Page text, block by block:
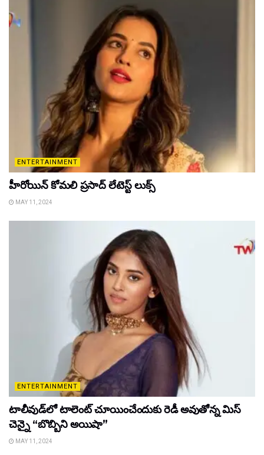
ENTERTAINMENT
హీరోయిన్ కోమలి ప్రసాద్ లేటెస్ట్ లుక్స్
MAY 11, 2024
ENTERTAINMENT
టాలీవుడ్‌లో టాలెంట్ చూయించేందుకు రెడీ అవుతోన్న మిస్
చెన్నై “బొబ్బిని అయిషా”
MAY 11, 2024